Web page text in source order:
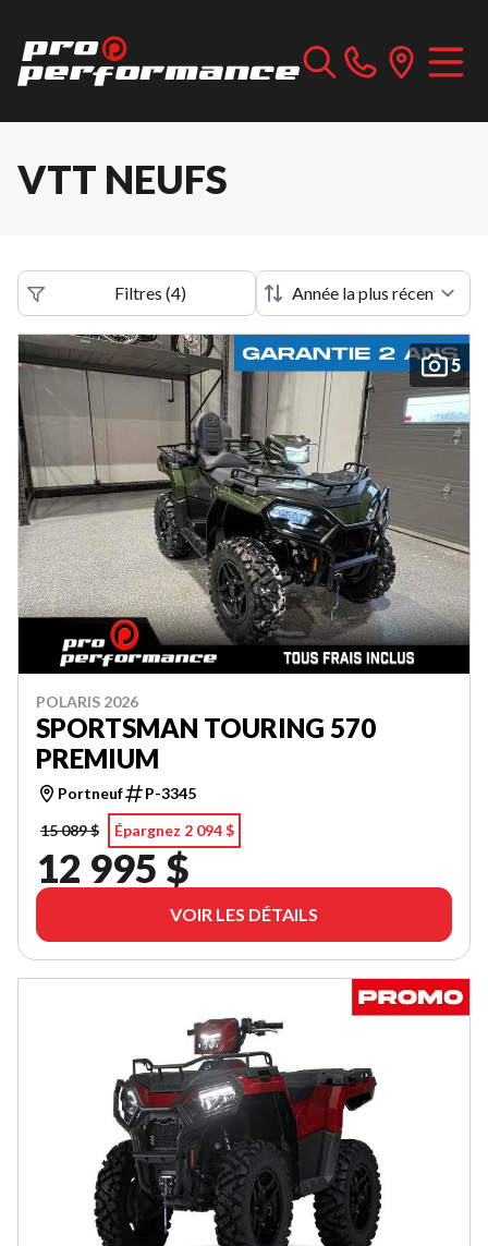
VTT NEUFS
Filtres (4)
5
POLARIS 2026
SPORTSMAN TOURING 570
PREMIUM
Portneuf
P-3345
15 089 $
Épargnez 2 094 $
12 995 $
VOIR LES DÉTAILS